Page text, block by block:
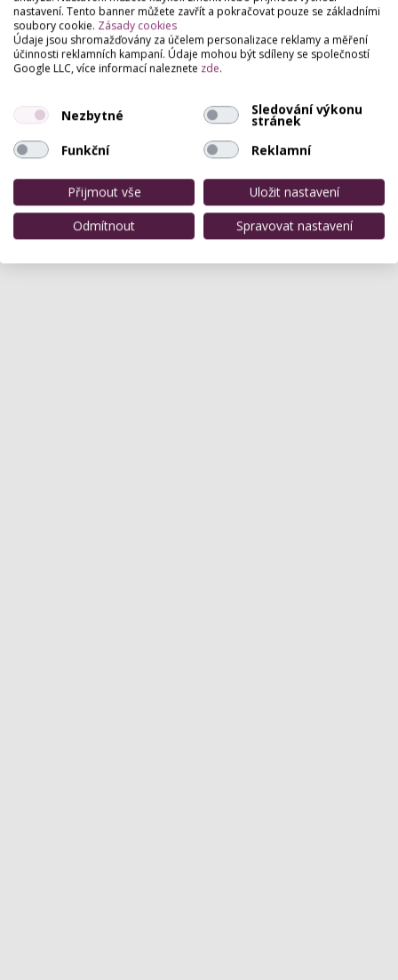
Hodnocení salónu
Pro přidání hodnocení se přihlašte.
Zatím zde není žádné hodnocení.
nastavení. Tento banner můžete zavřít a pokračovat pouze se základními
soubory cookie. Zásady cookies
Údaje jsou shromažďovány za účelem personalizace reklamy a měření
účinnosti reklamních kampaní. Údaje mohou být sdíleny se společností
Google LLC, více informací naleznete zde.
Nezbytné Sledování výkonu
stránek
Funkční
Reklamní
Přijmout vše
Uložit nastavení
Odmítnout
Spravovat nastavení